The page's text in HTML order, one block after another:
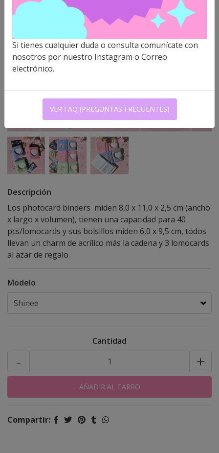
Descripción
Los photocard binders miden 8,0 x 11,0 x 2,5 cm (ancho
x largo x volumen), tienen una capacidad para 40
pcs/lomocards y sus bolsillos miden 6,0 x 9,5 cm, todos
llevan un charm de acrílico más la cadena y 3 lomocards
al azar de regalo.
Modelo
Cantidad
+
-
Compartir:
Si tienes cualquier duda o consulta comunícate con
nosotros por nuestro Instagram o Correo
electrónico.
VER FAQ (PREGUNTAS FRECUENTES)